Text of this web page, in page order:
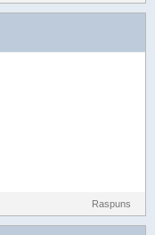
Raspuns